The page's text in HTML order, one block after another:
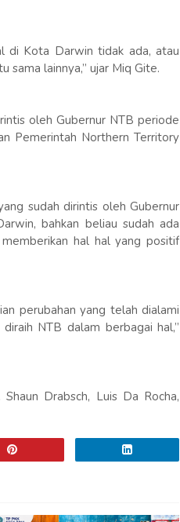
di Kota Darwin tidak ada, atau
sama lainnya,” ujar Miq Gite.
oleh Gubernur NTB periode
Pemerintah Northern Territory
sudah dirintis oleh Gubernur
bahkan beliau sudah ada
hal hal yang positif
perubahan yang telah dialami
NTB dalam berbagai hal,”
Drabsch, Luis Da Rocha,